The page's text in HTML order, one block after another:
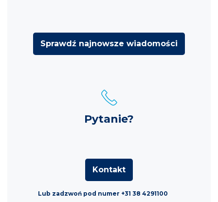
Sprawdź najnowsze wiadomości
Pytanie?
Kontakt
Lub zadzwoń pod numer +31 38 4291100